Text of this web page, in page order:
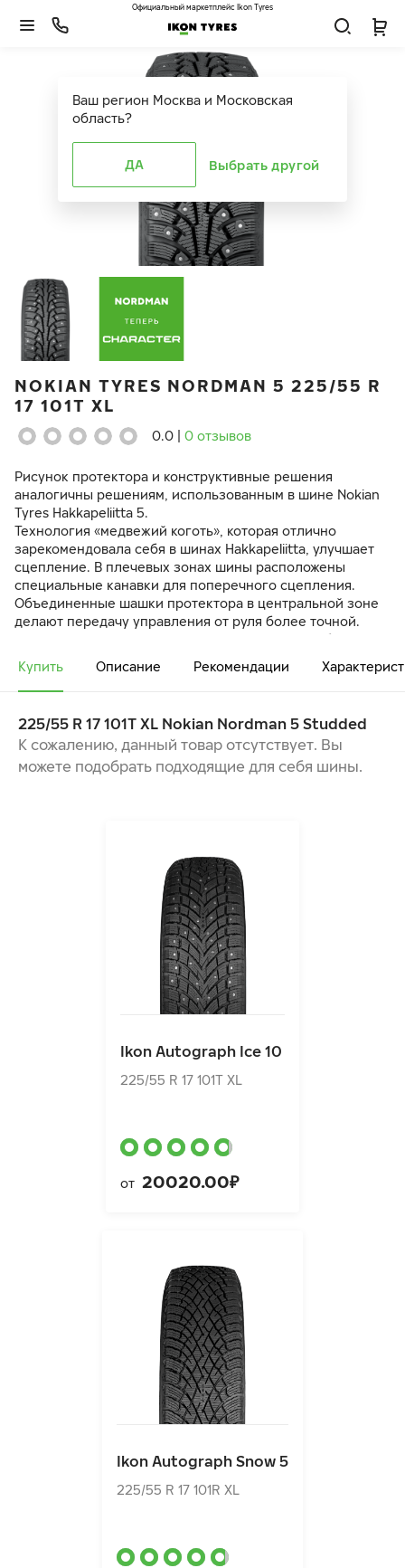
Ваш регион Москва и Московская
область?
ДА Выбрать другой
Официальный маркетплейс Ikon Tyres
NOKIAN TYRES NORDMAN 5 225/55 R
17 101T XL
0.0 0 отзывов
Рисунок протектора и конструктивные решения
аналогичны решениям, использованным в шине Nokian
Tyres Hakkapeliitta 5.
Технология «медвежий коготь», которая отлично
зарекомендовала себя в шинах Hakkapeliitta, улучшает
сцепление. В плечевых зонах шины расположены
специальные канавки для поперечного сцепления.
Объединенные шашки протектора в центральной зоне
делают передачу управления от руля более точной.
Рисунок протектора делает контакт с дорогой более
Во время торможения «Медвежий коготь», или выступ на
шашке протектора, удерживает шип в вертикальном
шины дорожного полотна, и, таким образом, улучшает
сцепление.
При производстве резиновой смеси использованы
Купить Описание Рекомендации
225/55 R 17 101T XL Nokian Nordman 5 Studded
К сожалению, данный товар отсутствует. Вы
можете подобрать подходящие для себя шины.
Ikon Autograph Ice 10
225/55 R 17 101T XL
от 20020.00₽
Ikon Autograph Snow 5
225/55 R 17 101R XL
Ikon Autograph Ice 10
225/55 R 17 101T XL
от20020.00₽
Ikon Autograph Snow 5
225/55 R 17 101R XL
от15060.00₽